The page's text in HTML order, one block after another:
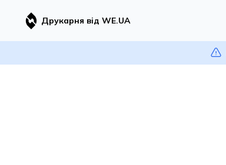
Друкарня від WE.UA